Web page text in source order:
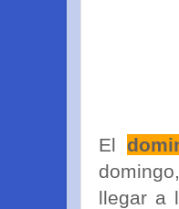
El
llegar a